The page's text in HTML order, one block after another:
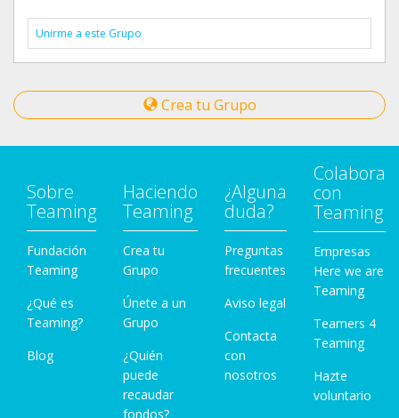
Unirme a este Grupo
Crea tu Grupo
Sobre
Teaming
Fundación
Teaming
¿Qué es
Teaming?
Blog
Haciendo
Teaming
Crea tu
Grupo
Únete a un
Grupo
¿Quién
puede
recaudar
fondos?
¿Alguna
duda?
Preguntas
frecuentes
Aviso legal
Contacta
con
nosotros
Colabora
con
Teaming
Empresas
Here we are
Teaming
Teamers 4
Teaming
Hazte
voluntario